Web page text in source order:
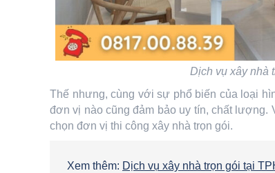
Dịch vụ xây nhà
Thế nhưng, cùng với sự phổ biến của loại
đơn vị nào cũng đảm bảo uy tín, chất lượng.
chọn đơn vị thi công xây nhà trọn gói.
Xem thêm: Dịch vụ xây nhà trọn gói tại